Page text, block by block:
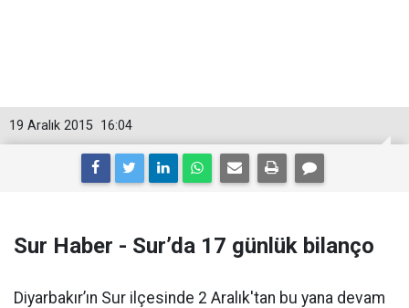
16:04
19 Aralık 2015
Sur Haber - Sur’da 17 günlük bilanço
Diyarbakır’ın Sur ilçesinde 2 Aralık'tan bu yana devam